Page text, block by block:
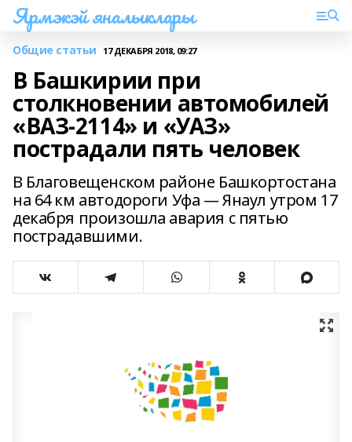
Ярмэкэй яналыклары
Общие статьи 17 ДЕКАБРЯ 2018, 09:27
В Башкирии при
столкновении автомобилей
«ВАЗ-2114» и «УАЗ»
пострадали пять человек
В Благовещенском районе Башкортостана
на 64 км автодороги Уфа — Янаул утром 17
декабря произошла авария с пятью
пострадавшими.